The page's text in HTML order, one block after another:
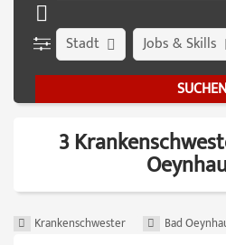
Stadt Jobs & Skills
3
Krankenschwester Bad